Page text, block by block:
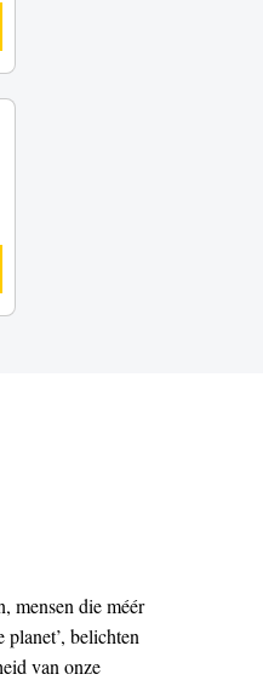
mensen die méér
belichten
van onze